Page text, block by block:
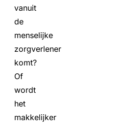
vanuit
de
menselijke
zorgverlener
komt?
Of
wordt
het
makkelijker